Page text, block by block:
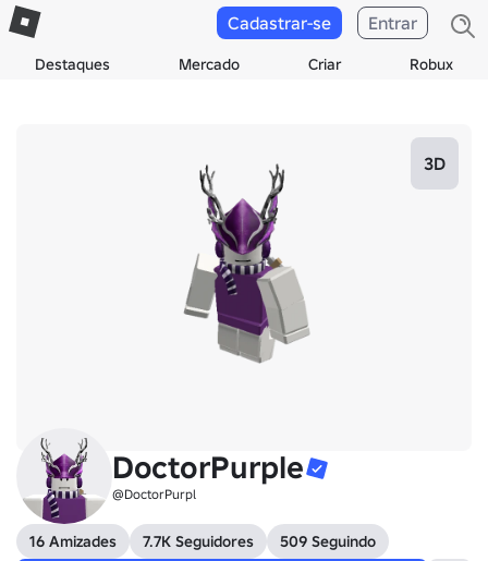
Destaques Mercado Criar Robux
Cadastrar-se Entrar
3D
DoctorPurple
@DoctorPurpl
16 Amizades 7.7K Seguidores
509 Seguindo